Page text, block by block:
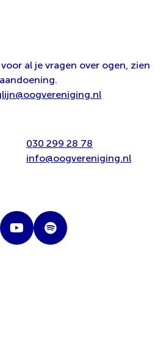
voor al je vragen over ogen, zien
030 299 28 78
info@oogvereniging.nl